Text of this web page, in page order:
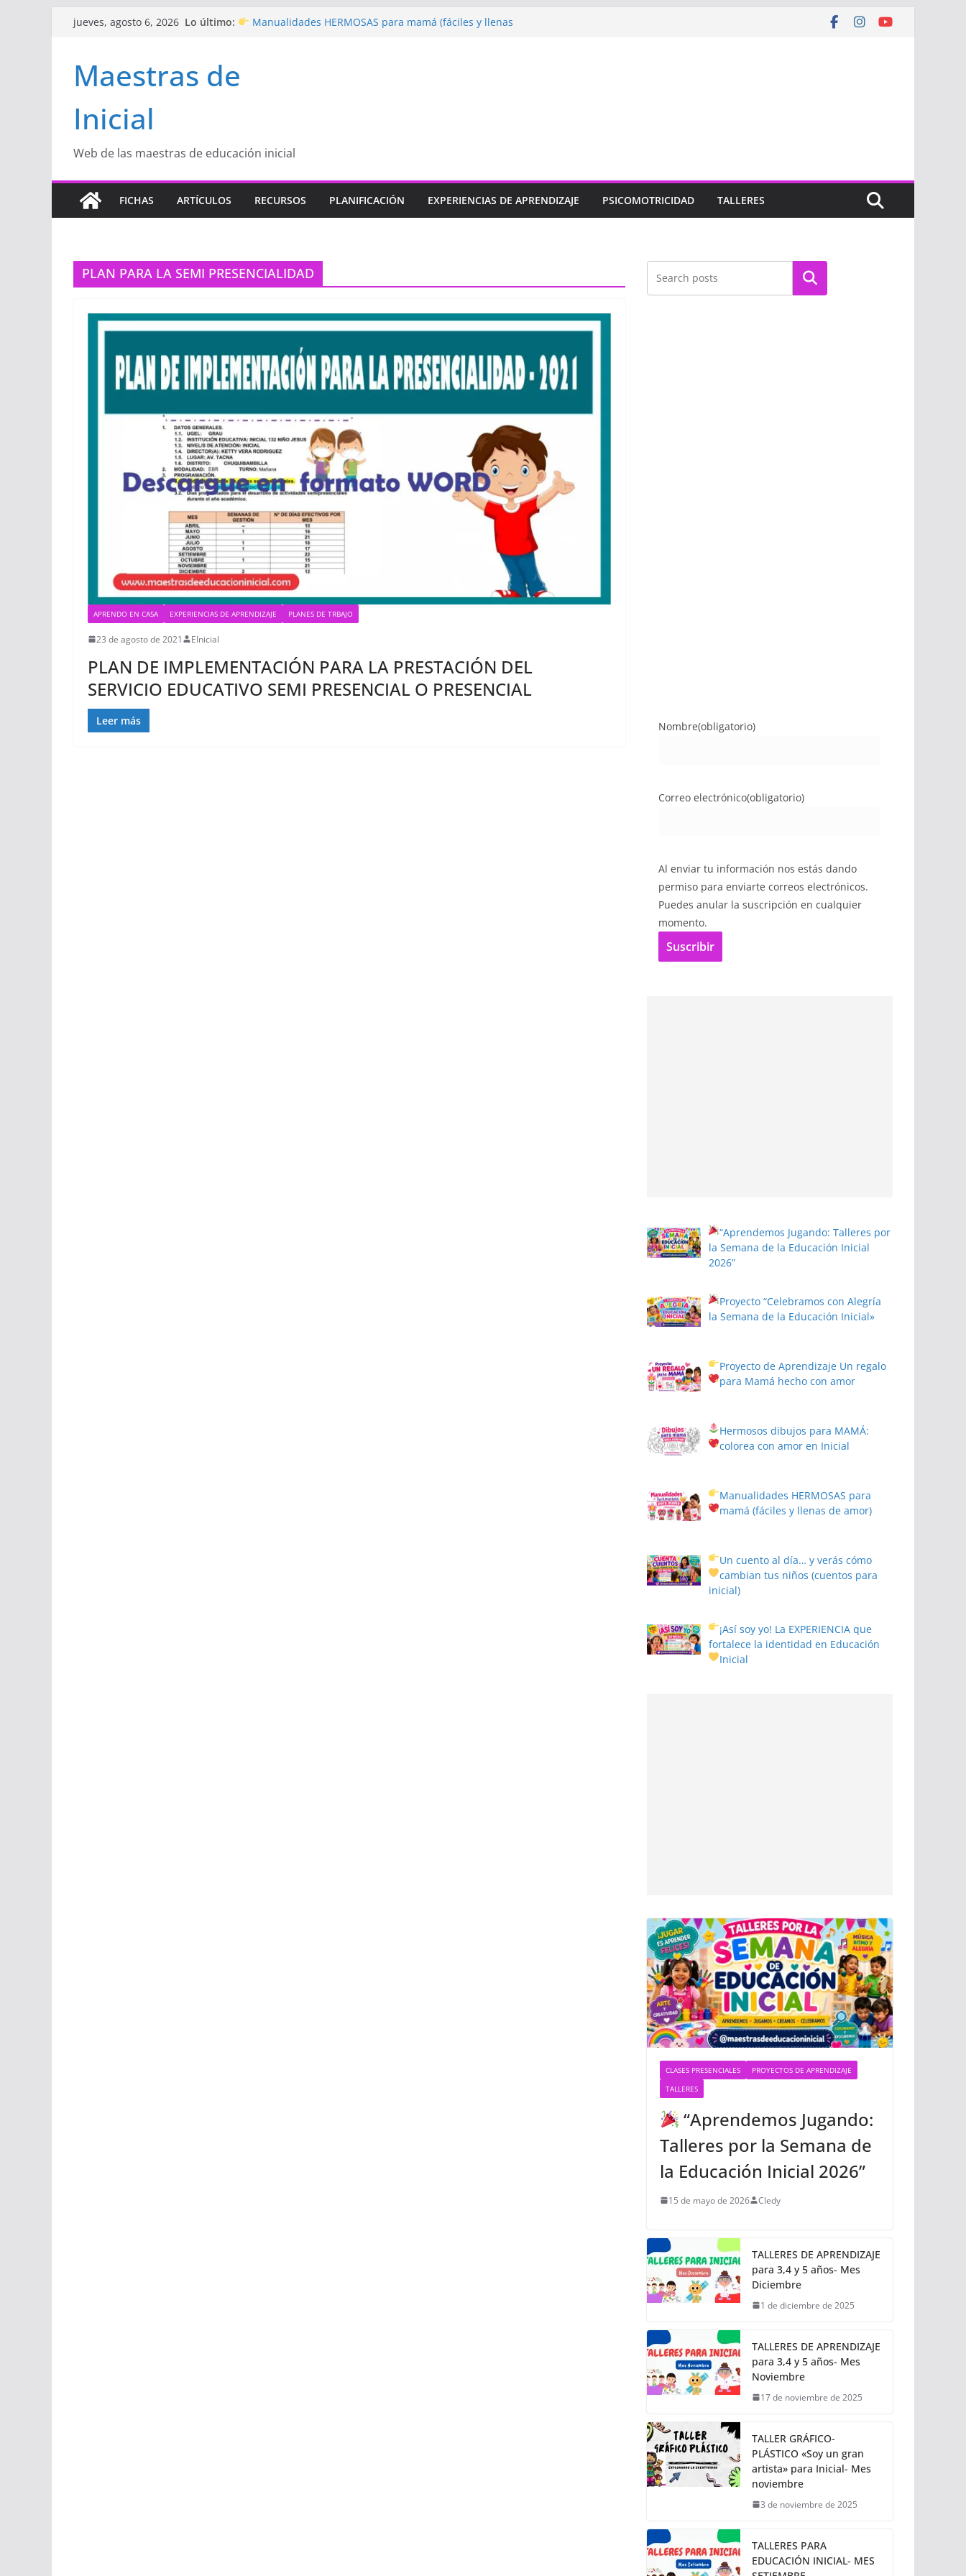
Saltarjueves, agosto 6, 2026 Lo último:
Manualidades HERMOSAS para mamá (fáciles y llenas
Proyecto
Inicial
Maestras de
Inicial
Web de las maestras de educación inicial
FICHAS ARTÍCULOS RECURSOS PLANIFICACIÓN EXPERIENCIAS DE APRENDIZAJE PSICOMOTRICIDAD TALLERES
PLAN PARA LA SEMI PRESENCIALIDAD
APRENDO EN CASA EXPERIENCIAS DE APRENDIZAJE PLANES DE TRBAJO
23 de agosto de 2021 EInicial
PLAN DE IMPLEMENTACIÓN PARA LA PRESTACIÓN DEL
SERVICIO EDUCATIVO SEMI PRESENCIAL O PRESENCIAL
Leer más
Buscar
Nombre(obligatorio)
Correo electrónico(obligatorio)
Al enviar tu información nos estás dando
permiso para enviarte correos electrónicos.
Puedes anular la suscripción en cualquier
momento.
Suscribir
“Aprendemos Jugando: Talleres por
la Semana de la Educación Inicial
2026”
Proyecto“Celebramos con Alegría
la Semana de la Educación Inicial»
Proyecto de Aprendizaje Un regalo
para Mamá hecho con amor
Hermosos dibujos para MAMÁ:
colorea con amor en Inicial
Manualidades HERMOSAS para
mamá (fáciles y llenas de amor)
Un cuento al día… y verás cómo
cambian tus niños(cuentos para
inicial)
¡Así soy yo! La EXPERIENCIA que
fortalece la identidad en Educación
Inicial
CLASES PRESENCIALES
PROYECTOS DE APRENDIZAJE
TALLERES
“Aprendemos Jugando:
Talleres por la Semana de
la Educación Inicial 2026”
15 de mayo de 2026 Cledy
TALLERES DE APRENDIZAJE
para 3,4 y 5 años- Mes
Diciembre
1 de diciembre de 2025
TALLERES DE APRENDIZAJE
para 3,4 y 5 años- Mes
Noviembre
17 de noviembre de 2025
TALLER GRÁFICO-
PLÁSTICO «Soy un gran
artista» para Inicial- Mes
noviembre
3 de noviembre de 2025
TALLERES PARA
EDUCACIÓN INICIAL- MES